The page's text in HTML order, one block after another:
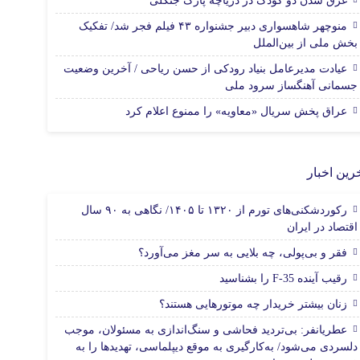
منوچهر شاهسواری دبیر جشنواره ۴۳ فیلم فجر شد/ تفکیک
بخش ملی از بین‌الملل
عیادت مدیرعامل بنیاد رودکی از حسن ریاحی / آخرین وضعیت
جسمانی آهنگساز سرود ملی
عراق پخش سریال «معاویه» را ممنوع اعلام کرد
اخبار
رکوردشکنی‌های تورم از ۱۳۲۰ تا ۱۴۰۵/ نگاهی به ۹۰ سال
اقتصاد در ایران
فقر و بی‌پولی، چه بلایی به سر مغز می‌آورد؟
رقیب آینده F-35 را بشناسید
زنان بیشتر خریدار چه موتورهایی هستند؟
عطریانفر: بی‌تردید فحاشی و سنگ‌اندازی به مسئولان، موجب
دلسردی می‌شود/ به‌کارگیری به موقع دیپلماسی، تهدیدها را به